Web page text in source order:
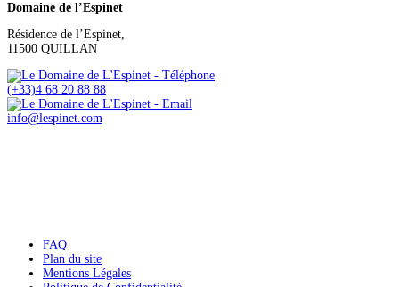
Domaine de l’Espinet
Résidence de l’Espinet,
11500 QUILLAN
(+33)4 68 20 88 88
info@lespinet.com
FAQ
Plan du site
Mentions Légales